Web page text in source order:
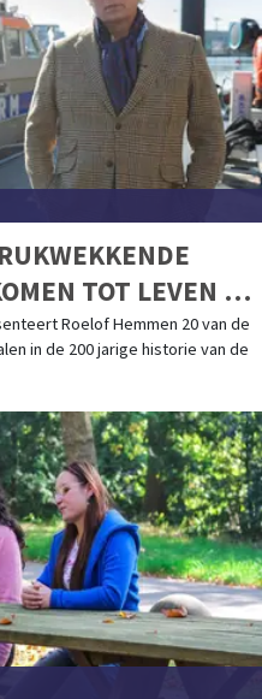
TOT LEVEN IN
HEMMEN
Roelof Hemmen 20 van de
in de 200 jarige historie van de